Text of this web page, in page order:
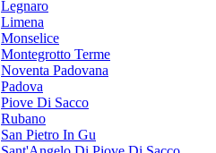
Legnaro
Limena
Monselice
Montegrotto Terme
Noventa Padovana
Padova
Piove Di Sacco
Rubano
San Pietro In Gu